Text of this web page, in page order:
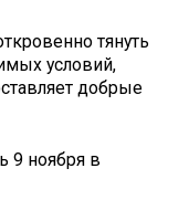
тянуть
условий,
добрые
9 ноября в